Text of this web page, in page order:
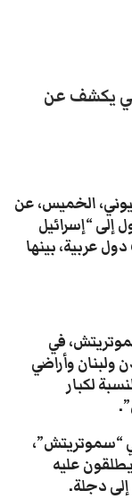
يكشف عن
الخميس، عن
“إسرائيل
الكبرى” على حساب أراضي جديدة تتبع 6 دول عربية، بينها
في
ولبنان وأراضي
لكبار
“سموتريتش”،
عليه
إلى دجلة.